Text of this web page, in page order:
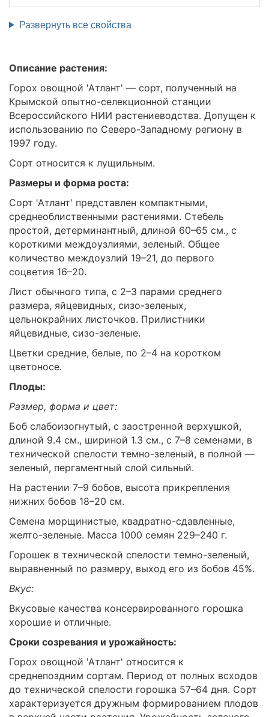
Развернуть все свойства
Описание растения:
Горох овощной 'Атлант' — сорт, полученный на
Крымской опытно-селекционной станции
Всероссийского НИИ растениеводства. Допущен к
использованию по Северо-Западному региону в
1997 году.
Сорт относится к лущильным.
Размеры и форма роста:
Сорт 'Атлант' представлен компактными,
среднеоблиственными растениями. Стебель
простой, детерминантный, длиной 60–65 см., с
короткими междоузлиями, зеленый. Общее
количество междоузлий 19–21, до первого
соцветия 16–20.
Лист обычного типа, с 2–3 парами среднего
размера, яйцевидных, сизо-зеленых,
цельнокрайних листочков. Прилистники
яйцевидные, сизо-зеленые.
Цветки средние, белые, по 2–4 на коротком
цветоносе.
Плоды:
Размер, форма и цвет:
Боб слабоизогнутый, с заостренной верхушкой,
длиной 9.4 см., шириной 1.3 см., с 7–8 семенами, в
технической спелости темно-зеленый, в полной —
зеленый, пергаментный слой сильный.
На растении 7–9 бобов, высота прикрепления
нижних бобов 18–20 см.
Семена морщинистые, квадратно-сдавленные,
желто-зеленые. Масса 1000 семян 229–240 г.
Горошек в технической спелости темно-зеленый,
выравненный по размеру, выход его из бобов 45%.
Вкус:
Вкусовые качества консервированного горошка
хорошие и отличные.
Сроки созревания и урожайность:
Горох овощной 'Атлант' относится к
среднепоздним сортам. Период от полных всходов
до технической спелости горошка 57–64 дня. Сорт
характеризуется дружным формированием плодов